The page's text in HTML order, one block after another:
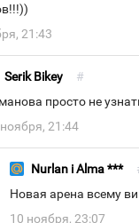
21:43
Serik Bikey #
просто не
21:44
Nurlan i Alma ***
Новая арена всему
10 ноября, 23:07